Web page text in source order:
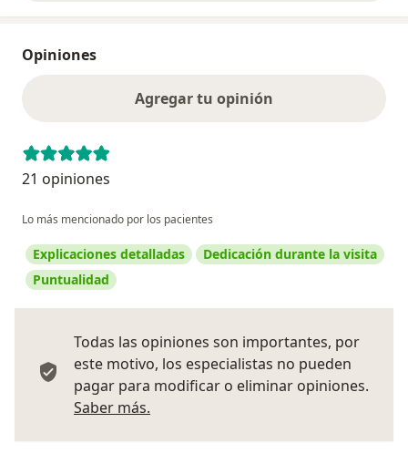
Opiniones
Agregar tu opinión
21 opiniones
Lo más mencionado por los pacientes
Explicaciones detalladas
Dedicación durante la visita
Puntualidad
Todas las opiniones son importantes, por
este motivo, los especialistas no pueden
pagar para modificar o eliminar opiniones.
Saber más.